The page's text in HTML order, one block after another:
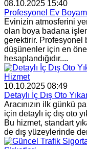
08.10.2025 15:40
Profesyonel Ev
Evinizin atmosferini
olan boya badana
gerektirir. Profesyonel
düşünenler için en
hesaplandığıdır....
Hizmet
10.10.2025 08:49
Detaylı İç Dış Oto
Aracınızın ilk günkü
için detaylı iç dış oto
Bu hizmet, standart
de dış yüzeylerinde